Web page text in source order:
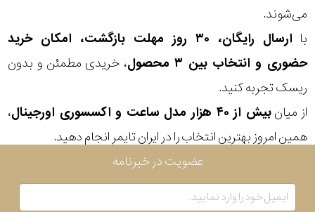
می‌شوند.
با
ارسال رایگان، ۳۰ روز مهلت بازگشت، امکان خرید
حضوری و انتخاب بین ۳ محصول
، خریدی مطمئن و بدون
ریسک تجربه کنید.
از میانبیش از ۴۰ هزار مدل ساعت و اکسسوری اورجینال
،
همین امروز بهترین انتخاب را در ایران تایمر انجام دهید.
عضویت در خبرنامه